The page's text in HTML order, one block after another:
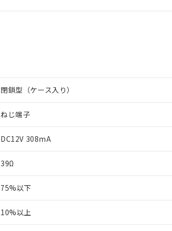
閉鎖型（ケース入り）
ねじ端子
DC12V 308mA
39Ω
75%以下
10%以上